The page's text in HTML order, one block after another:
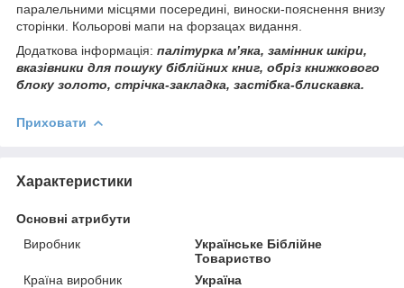
паралельними місцями посередині, виноски-пояснення внизу
сторінки. Кольорові мапи на форзацах видання.
Додаткова інформація: палітурка м’яка, замінник шкіри,
вказівники для пошуку біблійних книг, обріз книжкового
блоку золото, стрічка-закладка, застібка-блискавка.
Приховати
Характеристики
Основні атрибути
Виробник
Українське Біблійне
Товариство
Країна виробник
Україна